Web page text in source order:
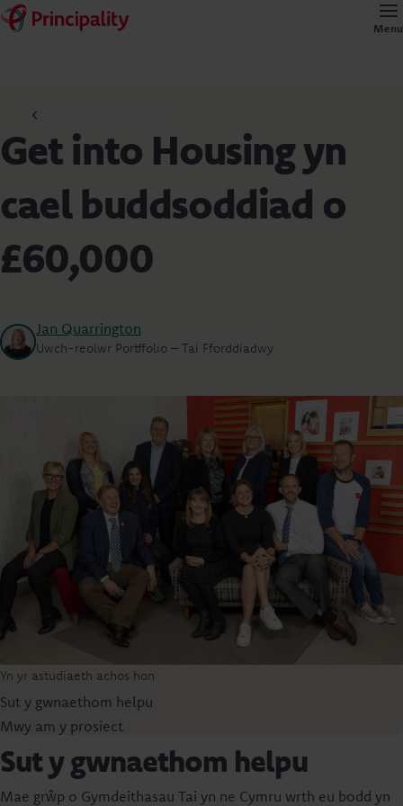
Menu
Get into Housing yn
cael buddsoddiad o
£60,000
Jan Quarrington
Uwch-reolwr Portffolio – Tai Fforddiadwy
Yn yr astudiaeth achos hon
Sut y gwnaethom helpu
Mwy am y prosiect
Sut y gwnaethom helpu
Mae grŵp o Gymdeithasau Tai yn ne Cymru wrth eu bodd yn